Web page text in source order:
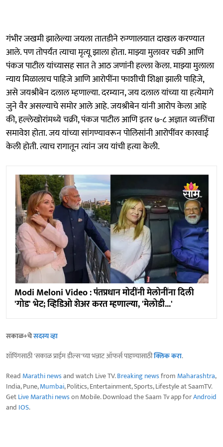
गंभीर जखमी झालेल्या जयला तातडीने रुग्णालयात दाखल करण्यात
आले. पण तोपर्यंत त्याचा मृत्यू झाला होता. माझ्या मुलावर चक्री आणि
पंकज पाटील यांच्यासह सात ते आठ जणांनी हल्ला केला. माझ्या मुलाला
न्याय मिळालाच पाहिजे आणि आरोपींना फाशीची शिक्षा झाली पाहिजे,
असे जयश्रीबेन दलाल म्हणाल्या. दरम्यान, जय दलाल यांच्या या हत्येमागे
जुने वैर असल्याचे समोर आले आहे. जयश्रीबेन यांनी आरोप केला आहे
की, हल्लेखोरांमध्ये चक्री, पंकज पाटील आणि इतर ७-८ अज्ञात व्यक्तींचा
समावेश होता. जय यांच्या सांगण्यावरून पोलिसांनी आरोपींवर कारवाई
केली होती. त्याच रागातून त्यांन जय यांची हत्या केली.
Modi Meloni Video : पंतप्रधान मोदींनी मेलोनींना दिली
'गोड' भेट; व्हिडिओ शेअर करत म्हणाल्या, 'मेलोडी...'
सकाळ+चेसदस्य व्हा
शॉपिंगसाठी 'सकाळ प्राईम डील्स'च्या भन्नाट ऑफर्स पाहण्यासाठीक्लिक करा.
Read Marathi newsand watch Live TV.Breaking newsfrom Maharashtra,
India, Pune,Mumbai, Politics, Entertainment, Sports, Lifestyle at SaamTV.
GetLive Marathi newson Mobile. Download the Saam Tv app forAndroid
and IOS.